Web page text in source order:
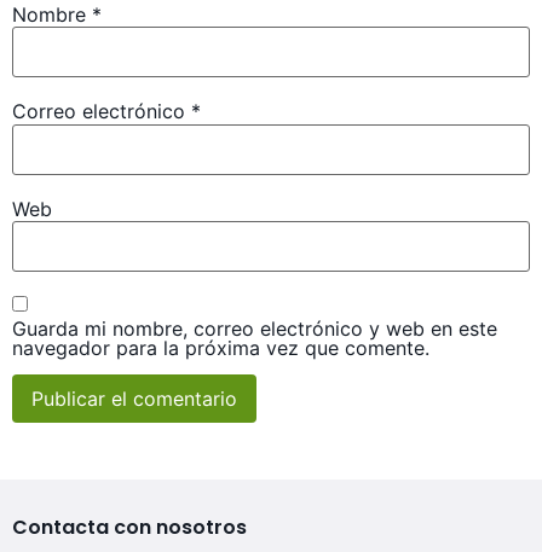
Nombre *
Correo electrónico *
Web
Guarda mi nombre, correo electrónico y web en este
navegador para la próxima vez que comente.
Contacta con nosotros